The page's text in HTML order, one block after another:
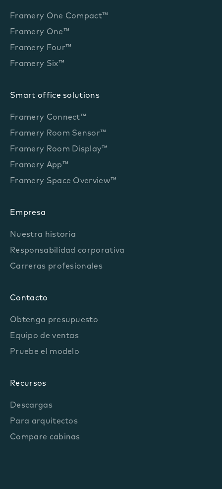
Framery One Compact™
Framery One™
Framery Four™
Framery Six™
Smart office solutions
Framery Connect™
Framery Room Sensor™
Framery Room Display™
Framery App™
Framery Space Overview™
Empresa
Nuestra historia
Responsabilidad corporativa
Carreras profesionales
Contacto
Obtenga presupuesto
Equipo de ventas
Pruebe el modelo
Recursos
Descargas
Para arquitectos
Compare cabinas